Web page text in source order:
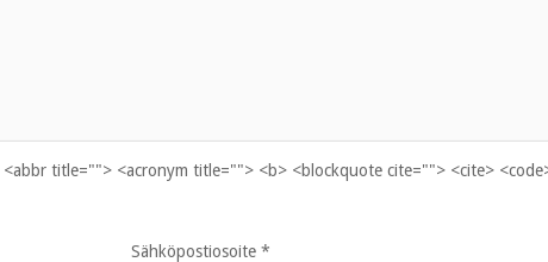
title=""> <acronym title=""> <b> <blockquote cite=""> <cite>
Sähköpostiosoite *